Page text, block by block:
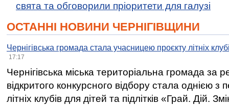
свята та обговорили пріоритети для галузі
ОСТАННІ НОВИНИ ЧЕРНІГІВЩИНИ
Чернігівська громада стала учасницею проєкту літніх
17:17
Чернігівська міська територіальна громада за
відкритого конкурсного відбору стала однією
літніх клубів для дітей та підлітків «Грай. Дій.